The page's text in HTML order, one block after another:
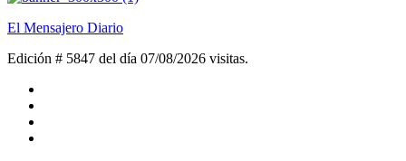
El Mensajero Diario
Edición # 5847 del día 07/08/2026 visitas.